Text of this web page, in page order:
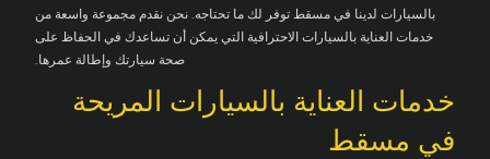
بالسيارات لدينا في مسقط توفر لك ما تحتاجه. نحن نقدم مجموعة واسعة من
خدمات العناية بالسيارات الاحترافية التي يمكن أن تساعدك في الحفاظ على
صحة سيارتك وإطالة عمرها.
خدمات العناية بالسيارات المريحة
في مسقط